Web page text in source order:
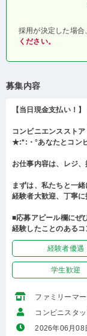
採用が決定した場合
ください。
募集内容
【当日現金支払い！
コンビニエンススト
★:*:・°あなたとコン
お仕事内容は、レジ
まずは、私たちと一
経験者大歓迎、丁寧
■応募アピール欄にぜ
経験したことのある
経験者優遇
学生歓迎
ファミリーマ
コンビニスタ
2026年06月08